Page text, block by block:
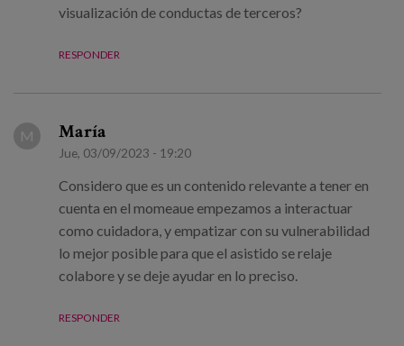
visualización de conductas de terceros?
RESPONDER
M María
Jue, 03/09/2023 - 19:20
Considero que es un contenido relevante a tener en
cuenta en el momeaue empezamos a interactuar
como cuidadora, y empatizar con su vulnerabilidad
lo mejor posible para que el asistido se relaje
colabore y se deje ayudar en lo preciso.
RESPONDER